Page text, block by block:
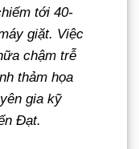
tới 40-
giặt. Việc
chậm trễ
thảm họa
gia kỹ
Đạt.